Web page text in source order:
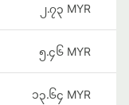
၂.၇၃ MYR
၅.၄၆ MYR
၁၃.၆၄ MYR